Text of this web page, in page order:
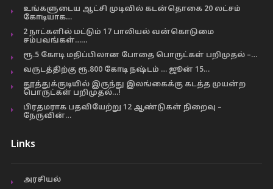
உங்களுடைய ஆட்சி முடிவில் கடன்தொகை 20 லட்சம்
கோடியாக…
2 நாட்களில் மட்டும் 17 பாலியல் வன்கொடுமை
சம்பவங்கள்……
ரூ.5 கோடி மதிப்பிலான போதை பொருட்கள் பறிமுதல் –…
வருடத்திற்கு ரூ.800 கோடி நஷ்டம் … ஜூன் 15…
தூத்துக்குடியில் இருந்து இலங்கைக்கு கடத்த முயன்ற
பொருட்கள் பறிமுதல்…!
பிரதமராக பதவியேற்று 12 ஆண்டுகள் நிறைவு –
நேருவின்…
Links
அரசியல்